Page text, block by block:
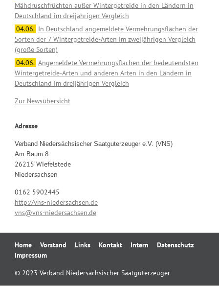
Mähdruschfrüchten außer Wintergetreide in den Ländern in
Deutschland im dreijährigen Vergleich
04.06. In Deutschland angemeldete Vermehrungsflächen der
Sorten der 7 Wintergetreide-Arten im zweijährigen Vergleich
(große Sorten)
04.06. Angemeldete Vermehrungsflächen der bedeutendsten
Wintergetreide-Arten und anderen Arten in den Ländern in
Deutschland im dreijährigen Vergleich
Zur Newsübersicht
Adresse
Verband Niedersächsischer Saatguterzeuger e.V. (VNS)
Am Baum 8
26215 Wiefelstede
Niedersachsen
0162 5902445
http://vns-niedersachsen.de
vns@vns-niedersachsen.de
Navigation
überspringen
Home Vorstand Links Kontakt Intern
Datenschutz
Impressum
© 2023 Verband Niedersächsischer Saatguterzeuger